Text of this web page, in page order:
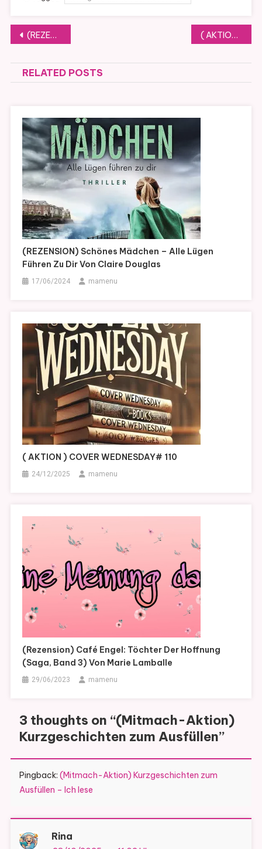
Beitragsnavigation
(REZENSION) Sonnenblumentage von Frieda Bergmann ( AKTION ) COVER WEDNESDAY# 103
RELATED POSTS
(REZENSION) Schönes Mädchen – Alle Lügen
Führen Zu Dir Von Claire Douglas
17/06/2024 mamenu
( AKTION ) COVER WEDNESDAY# 110
24/12/2025 mamenu
(Rezension) Café Engel: Töchter Der Hoffnung
(Saga, Band 3) Von Marie Lamballe
29/06/2023 mamenu
3 thoughts on “(Mitmach-Aktion)
Kurzgeschichten zum Ausfüllen”
Pingback: (Mitmach-Aktion) Kurzgeschichten zum
Ausfüllen – Ich lese
Rina